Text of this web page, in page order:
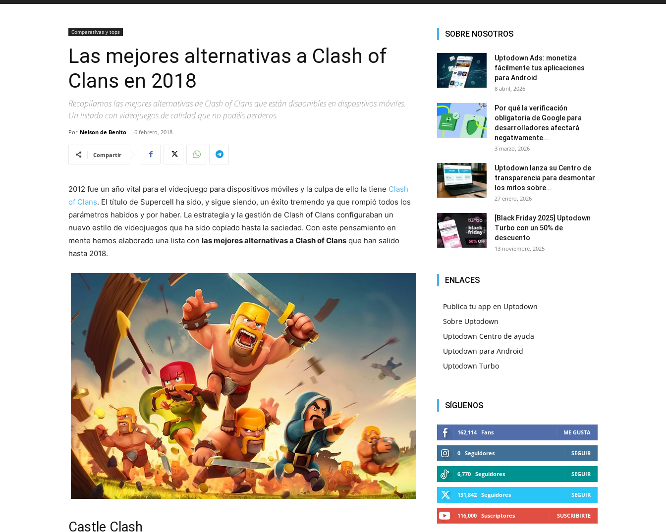
Comparativas y tops
Las mejores alternativas a Clash of
Clans en 2018
Recopilamos las mejores alternativas de Clash of Clans que están disponibles en dispositivos móviles.
Un listado con videojuegos de calidad que no podéis perderos.
Por Nelson de Benito - 6 febrero, 2018
Compartir
2012 fue un año vital para el videojuego para dispositivos móviles y la culpa de ello la tiene Clash
of Clans. El título de Supercell ha sido, y sigue siendo, un éxito tremendo ya que rompió todos los
parámetros habidos y por haber. La estrategia y la gestión de Clash of Clans configuraban un
nuevo estilo de videojuegos que ha sido copiado hasta la saciedad. Con este pensamiento en
mente hemos elaborado una lista con las mejores alternativas a Clash of Clans que han salido
hasta 2018.
Castle Clash
SOBRE NOSOTROS
Uptodown Ads: monetiza
fácilmente tus aplicaciones
para Android
8 abril, 2026
Por qué la verificación
obligatoria de Google para
desarrolladores afectará
negativamente...
3 marzo, 2026
Uptodown lanza su Centro de
transparencia para desmontar
los mitos sobre...
27 enero, 2026
[Black Friday 2025] Uptodown
Turbo con un 50% de
descuento
13 noviembre, 2025
ENLACES
Publica tu app en Uptodown
Sobre Uptodown
Uptodown Centro de ayuda
Uptodown para Android
Uptodown Turbo
SÍGUENOS
162,114 Fans ME GUSTA
0 Seguidores SEGUIR
6,770 Seguidores SEGUIR
131,842 Seguidores SEGUIR
116,000 Suscriptores SUSCRIBIRTE